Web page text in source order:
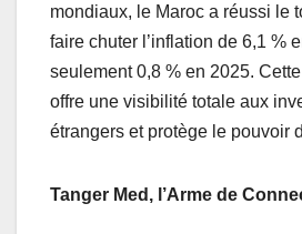
mondiaux, le Maroc a réussi le
faire chuter l’inflation de 6,1 %
seulement 0,8 % en 2025.
offre une visibilité totale aux
étrangers et protège le pouvoir
Tanger Med, l’Arme de